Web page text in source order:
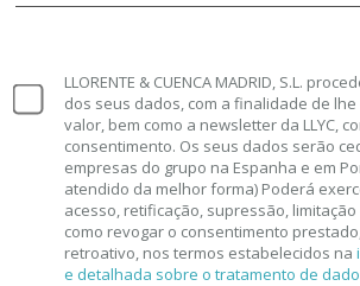
LLORENTE & CUENCA MADRID, S.L.
dos seus dados, com a finalidade de
valor, bem como a newsletter da LLYC,
consentimento. Os seus dados serão
empresas do grupo na Espanha e em
atendido da melhor forma) Poderá
acesso, retificação, supressão,
como revogar o consentimento
retroativo, nos termos estabelecidos na
e detalhada sobre o tratamento de